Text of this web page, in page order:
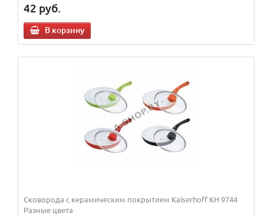
42 руб.
В корзину
Сковорода с керамическим покрытием Kaiserhoff KH 9744
Разные цвета